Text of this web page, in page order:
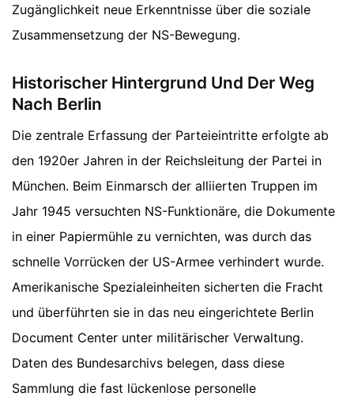
Zugänglichkeit neue Erkenntnisse über die soziale
Zusammensetzung der NS-Bewegung.
Historischer Hintergrund Und Der Weg
Nach Berlin
Die zentrale Erfassung der Parteieintritte erfolgte ab
den 1920er Jahren in der Reichsleitung der Partei in
München. Beim Einmarsch der alliierten Truppen im
Jahr 1945 versuchten NS-Funktionäre, die Dokumente
in einer Papiermühle zu vernichten, was durch das
schnelle Vorrücken der US-Armee verhindert wurde.
Amerikanische Spezialeinheiten sicherten die Fracht
und überführten sie in das neu eingerichtete Berlin
Document Center unter militärischer Verwaltung.
Daten des Bundesarchivs belegen, dass diese
Sammlung die fast lückenlose personelle